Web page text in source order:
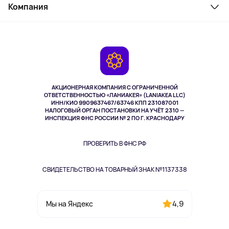
АКЦИОНЕРНАЯ КОМПАНИЯ С ОГРАНИЧЕННОЙ
ОТВЕТСТВЕННОСТЬЮ «ЛАНИАКЕЯ» (LANIAKEA LLC)
ИНН/КИО 9909637467/63746 КПП 231087001
НАЛОГОВЫЙ ОРГАН ПОСТАНОВКИ НА УЧЁТ 2310 —
ИНСПЕКЦИЯ ФНС РОССИИ № 2 ПО Г. КРАСНОДАРУ
ПРОВЕРИТЬ В ФНС РФ
СВИДЕТЕЛЬСТВО НА ТОВАРНЫЙ ЗНАК №1137338
Мы на Яндекс 4,9
Косметика и уход
Здоровье питомцев
Одежда и аксессуары
Как заказать
Компания